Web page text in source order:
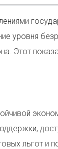
уровня
Этот
льгот и